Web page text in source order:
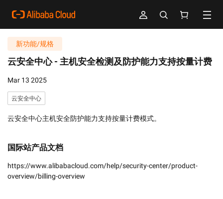
新功能/规格
云安全中心 - 主机安全检测及防护能力支持按量计费
Mar 13 2025
云安全中心
云安全中心主机安全防护能力支持按量计费模式。
国际站产品文档
https://www.alibabacloud.com/help/security-center/product-
overview/billing-overview